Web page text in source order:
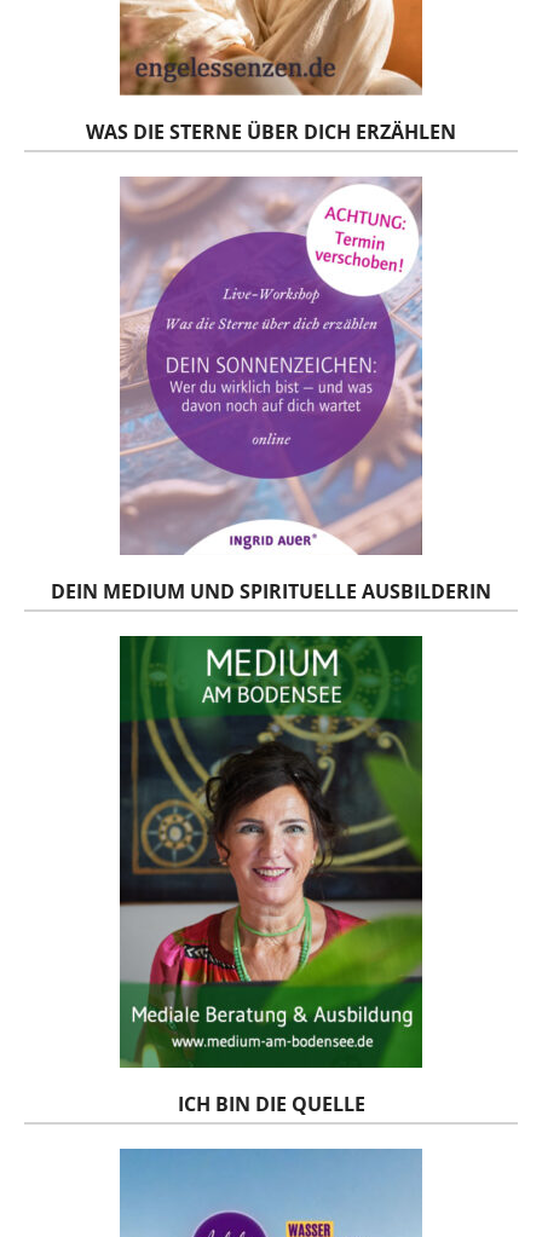
WAS DIE STERNE ÜBER DICH ERZÄHLEN
DEIN MEDIUM UND SPIRITUELLE AUSBILDERIN
ICH BIN DIE QUELLE